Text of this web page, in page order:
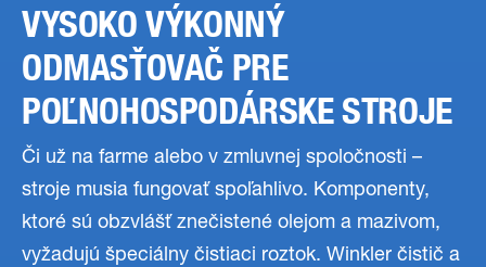
VYSOKO VÝKONNÝ
ODMASŤOVAČ PRE
POĽNOHOSPODÁRSKE STROJE
Či už na farme alebo v zmluvnej spoločnosti –
stroje musia fungovať spoľahlivo. Komponenty,
ktoré sú obzvlášť znečistené olejom a mazivom,
vyžadujú špeciálny čistiaci roztok. Winkler čistič a